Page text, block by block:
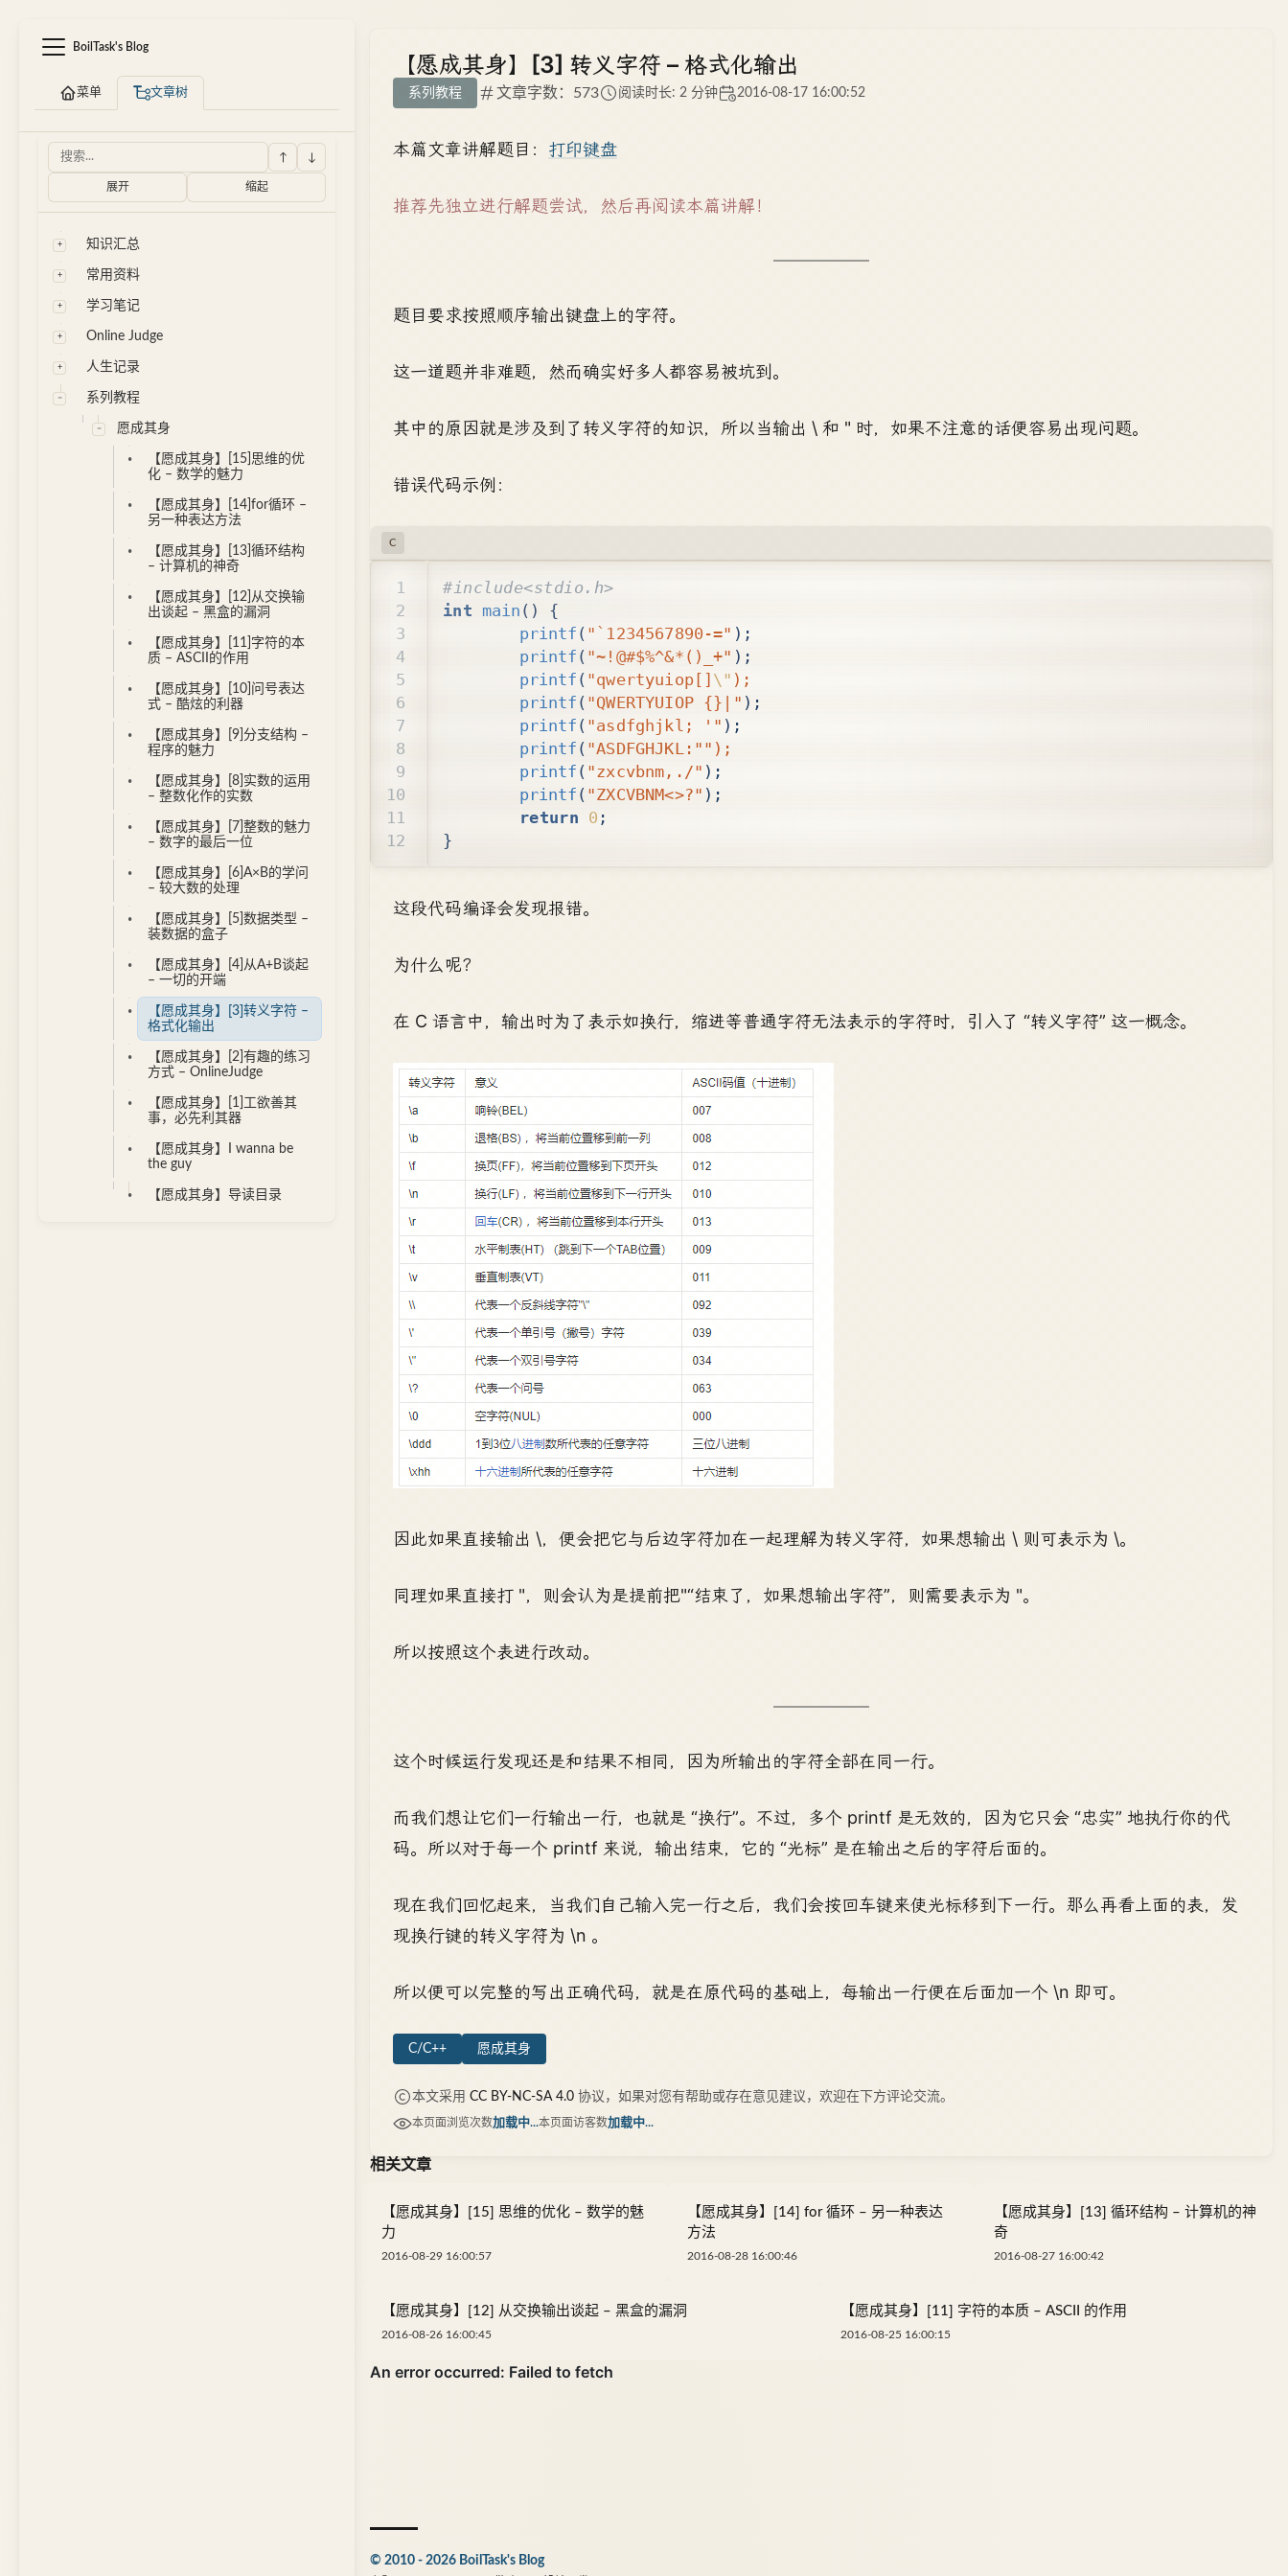
BoilTask's Blog
菜单 文章树
↑ ↓
展开 缩起
知识汇总
常用资料
学习笔记
Online Judge
人生记录
系列教程
愿成其身
【愿成其身】[15]思维的优
化 – 数学的魅力
【愿成其身】[14]for循环 –
另一种表达方法
【愿成其身】[13]循环结构
– 计算机的神奇
【愿成其身】[12]从交换输
出谈起 – 黑盒的漏洞
【愿成其身】[11]字符的本
质 – ASCII的作用
【愿成其身】[10]问号表达
式 – 酷炫的利器
【愿成其身】[9]分支结构 –
程序的魅力
【愿成其身】[8]实数的运用
– 整数化作的实数
【愿成其身】[7]整数的魅力
– 数字的最后一位
【愿成其身】[6]A×B的学问
– 较大数的处理
【愿成其身】[5]数据类型 –
装数据的盒子
【愿成其身】[4]从A+B谈起
– 一切的开端
【愿成其身】[3]转义字符 –
格式化输出
【愿成其身】[2]有趣的练习
方式 – OnlineJudge
【愿成其身】[1]工欲善其
事，必先利其器
【愿成其身】I wanna be
the guy
【愿成其身】导读目录
【愿成其身】[3] 转义字符 – 格式化输出
系列教程 文章字数：573 阅读时长: 2 分钟 2016-08-17 16:00:52
本篇文章讲解题目： 打印键盘
推荐先独立进行解题尝试，然后再阅读本篇讲解！
题目要求按照顺序输出键盘上的字符。
这一道题并非难题，然而确实好多人都容易被坑到。
其中的原因就是涉及到了转义字符的知识，所以当输出 \ 和 " 时，如果不注意的话便容易出现问题。
错误代码示例：
C
#include<stdio.h>
int main ()
{
printf ( "`1234567890-=" );
printf ( "~!@#$%^&*()_+" );
printf ( "qwertyuiop[] \" );
printf ( "QWERTYUIOP {}|" );
printf ( "asdfghjkl; '" );
printf ( "ASDFGHJKL:"");
printf ( "zxcvbnm,./" );
printf ( "ZXCVBNM<>?" );
return 0 ;
}
这段代码编译会发现报错。
为什么呢？
在 C 语言中，输出时为了表示如换行，缩进等普通字符无法表示的字符时，引入了 “转义字符” 这一概念。
因此如果直接输出 \，便会把它与后边字符加在一起理解为转义字符，如果想输出 \ 则可表示为 \。
同理如果直接打 "，则会认为是提前把"“结束了，如果想输出字符”，则需要表示为 "。
所以按照这个表进行改动。
这个时候运行发现还是和结果不相同，因为所输出的字符全部在同一行。
而我们想让它们一行输出一行，也就是 “换行”。不过，多个 printf 是无效的，因为它只会 “忠实” 地执行你的代
码。所以对于每一个 printf 来说，输出结束，它的 “光标” 是在输出之后的字符后面的。
现在我们回忆起来，当我们自己输入完一行之后，我们会按回车键来使光标移到下一行。那么再看上面的表，发
现换行键的转义字符为 \n 。
所以便可以完整的写出正确代码，就是在原代码的基础上，每输出一行便在后面加一个 \n 即可。
C/C++ 愿成其身
本文采用 CC BY-NC-SA 4.0 协议，如果对您有帮助或存在意见建议，欢迎在下方评论交流。
本页面浏览次数加载中...本页面访客数加载中...
相关文章
【愿成其身】[15] 思维的优化 – 数学的魅
力
2016-08-29 16:00:57
【愿成其身】[14] for 循环 – 另一种表达
方法
2016-08-28 16:00:46
【愿成其身】[13] 循环结构 – 计算机的神
奇
2016-08-27 16:00:42
【愿成其身】[12] 从交换输出谈起 – 黑盒的漏洞
2016-08-26 16:00:45
【愿成其身】[11] 字符的本质 – ASCII 的作用
2016-08-25 16:00:15
© 2010 - 2026 BoilTask's Blog